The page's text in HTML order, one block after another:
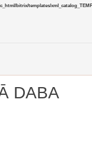
bitrix/templates/
DABA